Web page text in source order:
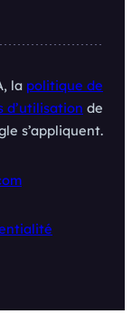
la politique de
d’utilisation de
s’appliquent.